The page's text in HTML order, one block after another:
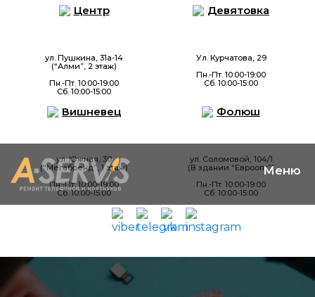
Центр
ул. Пушкина, 31а-14
(“Алми”, 2 этаж)
Пн.-Пт. 10:00-19:00
Сб. 10:00-15:00
Девятовка
Ул. Курчатова, 29
Пн.-Пт. 10:00-19:00
Сб. 10:00-15:00
Вишневец
ул. Южная, 30
(“Мегабренд”, 1 этаж)
Пн.-Пт. 10:00-19:00
Сб. 10:00-15:00
Фолюш
ул. Соломовой, 104/1
(В здании “Евроопт”)
Пн.-Пт. 10:00-19:00
Сб. 10:00-15:00